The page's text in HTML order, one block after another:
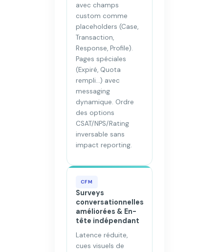
avec champs
custom comme
placeholders (Case,
Transaction,
Response, Profile).
Pages spéciales
(Expiré, Quota
rempli…) avec
messaging
dynamique. Ordre
des options
CSAT/NPS/Rating
inversable sans
impact reporting.
CFM
Surveys
conversationnelles
améliorées & En-
tête indépendant
Latence réduite,
cues visuels de